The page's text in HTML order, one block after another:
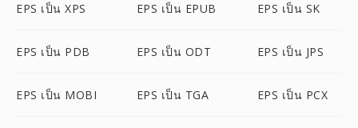
EPS เป็น XPS EPS เป็น EPUB EPS เป็น SK
EPS เป็น PDB EPS เป็น ODT EPS เป็น JPS
EPS เป็น MOBI EPS เป็น TGA EPS เป็น PCX